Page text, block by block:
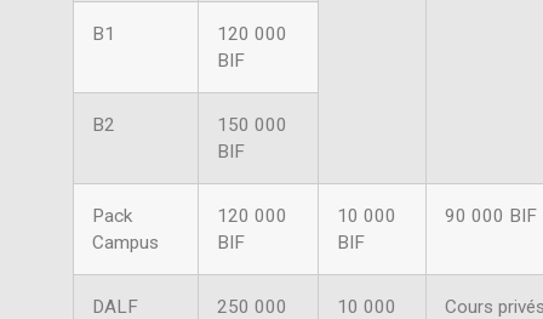
B1
120 000
BIF
B2
150 000
BIF
Pack
Campus
120 000
BIF
10 000
BIF
90 000 BIF
DALF
250 000
10 000
Cours